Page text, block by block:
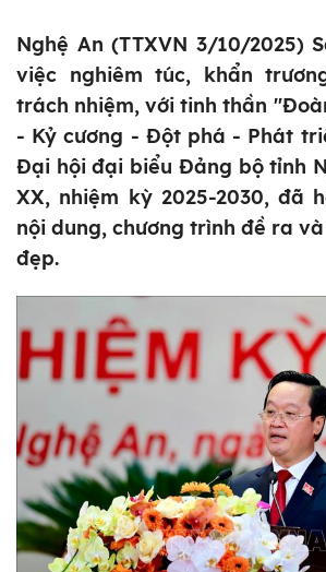
Nghệ An (TTXVN 3/10/2025)
việc nghiêm túc, khẩn
trách nhiệm, với tinh thần
- Kỷ cương - Đột phá - Phát
Đại hội đại biểu Đảng bộ tỉnh
XX, nhiệm kỳ 2025-2030, đã
nội dung, chương trình đề ra
đẹp.